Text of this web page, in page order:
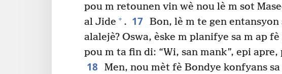
pou m retounen vin wè nou lè m sot
al Jide + . 17 Bon, lè m te gen entansyon
alalejè? Oswa, èske m planifye sa m ap
pou m ta fin di: “Wi, san mank”, epi apre,
18 Men, nou mèt fè Bondye konfyans